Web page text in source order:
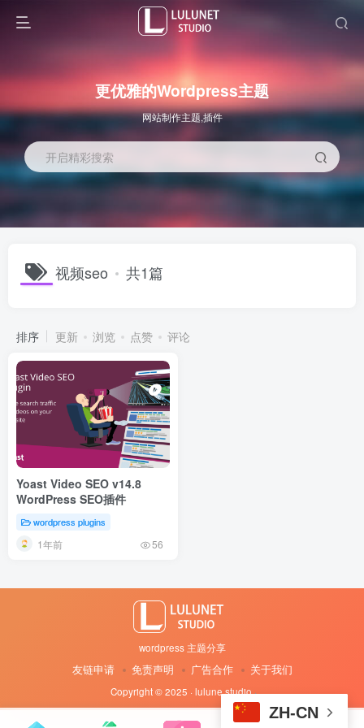
更优雅的Wordpress主题
网站制作主题,插件
开启精彩搜索
视频seo 共1篇
排序 更新 浏览 点赞 评论
Yoast Video SEO v14.8
WordPress SEO插件
wordpress plugins
1年前 56
wordpress 主题分享
友链申请 免责声明 广告合作 关于我们
Copyright © 2025 · lulune studio·
ZH-CN